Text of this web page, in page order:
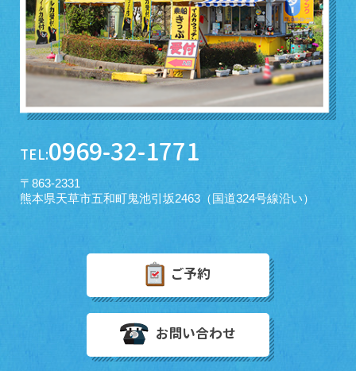
TEL:0969-32-1771
〒863-2331
熊本県天草市五和町鬼池引坂2463（国道324号線沿い）
ご予約
お問い合わせ